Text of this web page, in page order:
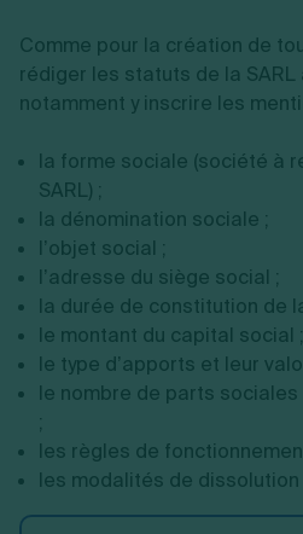
Comme pour la création de
rédiger les statuts de la
notamment y inscrire les
la forme sociale (société à
SARL) ;
la dénomination sociale ;
l’objet social ;
l’adresse du siège social ;
la durée de constitution de
le montant du capital social ;
le type d’apports et leur
le nombre de parts
;
les règles de
les modalités de